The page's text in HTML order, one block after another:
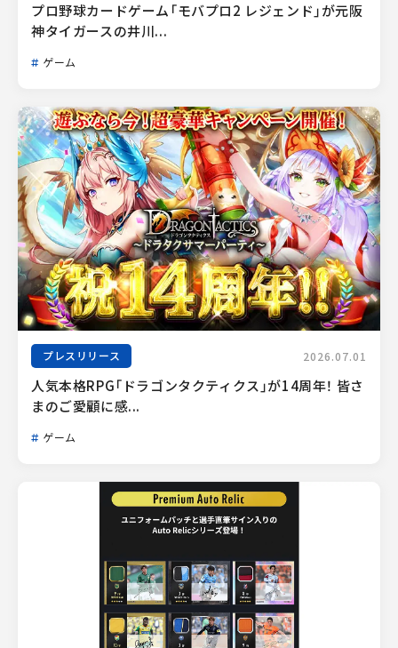
プロ野球カードゲーム「モバプロ2 レジェンド」が元阪
神タイガースの井川...
ゲーム
プレスリリース 2026.07.01
人気本格RPG「ドラゴンタクティクス」が14周年！ 皆さ
まのご愛顧に感...
ゲーム